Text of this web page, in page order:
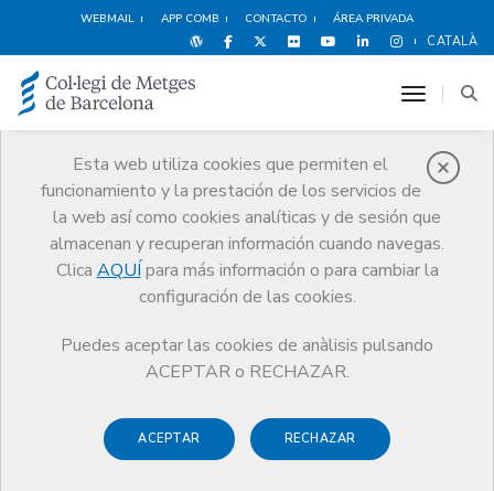
WEBMAIL APP COMB CONTACTO ÁREA PRIVADA
CATALÀ
Esta web utiliza cookies que permiten el
funcionamiento y la prestación de los servicios de
la web así como cookies analíticas y de sesión que
almacenan y recuperan información cuando navegas.
Clica AQUÍ para más información o para cambiar la
configuración de las cookies.
Puedes aceptar las cookies de anàlisis pulsando
ACEPTAR o RECHAZAR.
ACEPTAR RECHAZAR
toggle
Ventajas y
descuentos
Servicios Otros servicios
Ventajas y descuentos
Cooperativa Aceite Godall